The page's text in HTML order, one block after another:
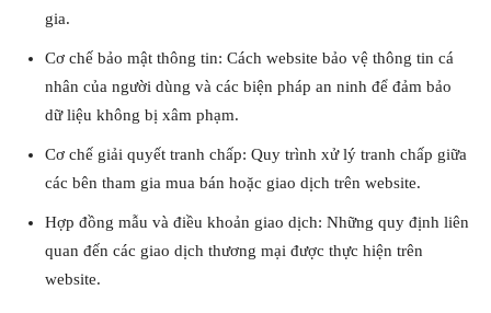
gia.
Cơ chế bảo mật thông tin: Cách website bảo vệ thông tin cá
nhân của người dùng và các biện pháp an ninh để đảm bảo
dữ liệu không bị xâm phạm.
Cơ chế giải quyết tranh chấp: Quy trình xử lý tranh chấp giữa
các bên tham gia mua bán hoặc giao dịch trên website.
Hợp đồng mẫu và điều khoản giao dịch: Những quy định liên
quan đến các giao dịch thương mại được thực hiện trên
website.